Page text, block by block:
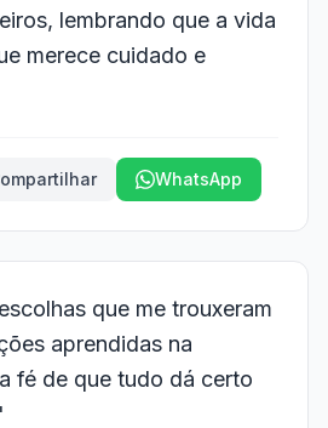
lembrando que a vida
merece cuidado e
WhatsApp
que me trouxeram
aprendidas na
fé de que tudo dá certo